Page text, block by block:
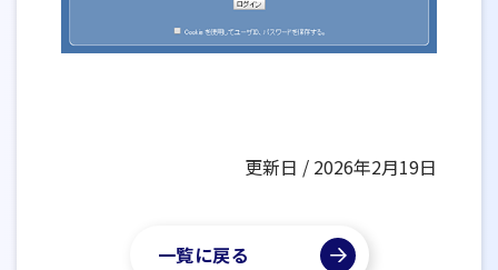
更新日 / 2026年2月19日
一覧に戻る